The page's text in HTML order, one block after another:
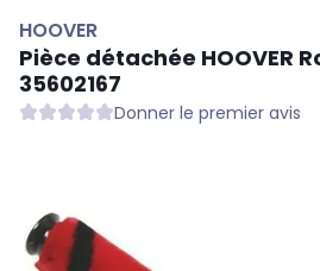
HOOVER
Pièce détachée HOOVER
35602167
Donner le premier avis